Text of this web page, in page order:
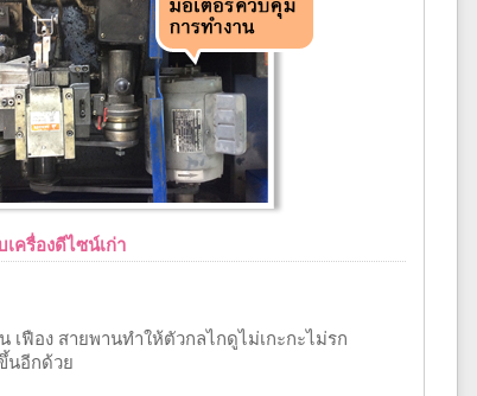
ครื่องดีไซน์เก่า
เฟือง สายพานทำให้ตัวกลไกดูไม่เกะกะไม่รก
นอีกด้วย